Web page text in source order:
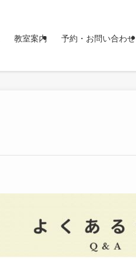
教室案内 予約・お問い合わせ